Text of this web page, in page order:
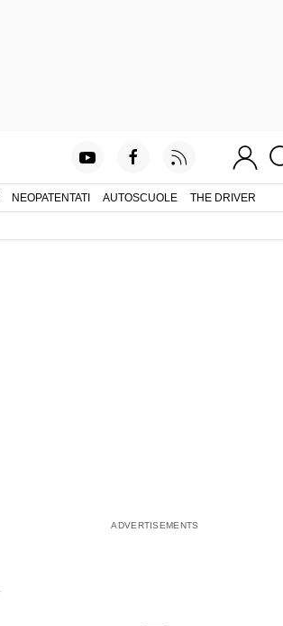
NEOPATENTATI AUTOSCUOLE THE DRIVER